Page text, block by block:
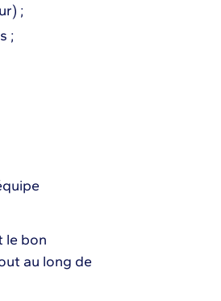
;
;
le bon
au long de